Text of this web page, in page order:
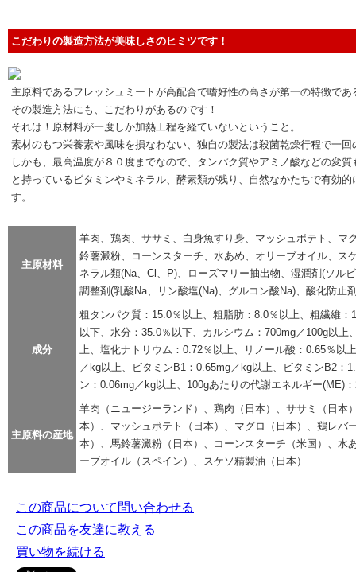
こだわりの製造方法が美味しさのヒミツです！
主原料であるフレッシュミートが高配合で嗜好性の高さが第一の特徴で
その製造方法にも、こだわりがあるのです！
それは！原材料が一度しか加熱工程を経ていないということ。
素材のもつ栄養素や風味を損なわない、独自の製法は殺菌乾燥行程で一
しかも、最高温度が８０度までなので、タンパク質やアミノ酸などの変
と持っているビタミンやミネラル、酵素類が残り、自然なかたちで有効
す。
主原材料
羊肉、鶏肉、ササミ、白身魚すり身、マッシュポテト、マ
鈴薯澱粉、コーンスターチ、水あめ、オリーブオイル、ス
ネラル類(Na、Cl、P)、ローズマリー抽出物、湿潤剤(ソル
調整剤(乳酸Na、リン酸塩(Na)、グルコン酸Na)、酸化防止
成分
粗タンパク質：15.0％以上、粗脂肪：8.0％以上、粗繊維：
以下、水分：35.0％以下、カルシウム：700mg／100g以上
上、塩化ナトリウム：0.72％以上、リノール酸：0.65％以
／kg以上、ビタミンB1：0.65mg／kg以上、ビタミンB2：
ン：0.06mg／kg以上、100gあたりの代謝エネルギー(ME)
主原料の産地
羊肉（ニュージーランド）、鶏肉（日本）、ササミ（日本
本）、マッシュポテト（日本）、マグロ（日本）、鶏レバ
本）、馬鈴薯澱粉（日本）、コーンスターチ（米国）、水
ーブオイル（スペイン）、スケソ精製油（日本）
この商品について問い合わせる
この商品を友達に教える
買い物を続ける